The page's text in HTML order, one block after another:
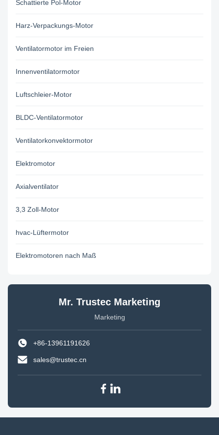
Schattierte Pol-Motor
Harz-Verpackungs-Motor
Ventilatormotor im Freien
Innenventilatormotor
Luftschleier-Motor
BLDC-Ventilatormotor
Ventilatorkonvektormotor
Elektromotor
Axialventilator
3,3 Zoll-Motor
hvac-Lüftermotor
Elektromotoren nach Maß
Mr. Trustec Marketing
Marketing
+86-13961191626
sales@trustec.cn